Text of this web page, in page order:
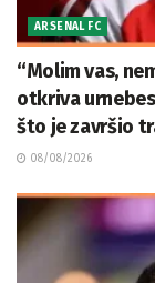
ARSENAL FC
“Molim vas,
otkriva
što je završio
08/08/2026